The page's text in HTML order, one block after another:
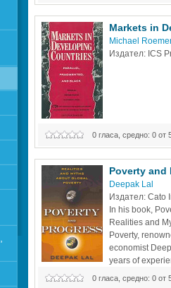
Markets in
Мichael
Издател: ICS
0 гласа, средно: 0 от
Poverty and
Deepak Lal
Издател: Cato
In his book,
Realities and
Poverty,
economist
years of
describe
0 гласа, средно: 0 от